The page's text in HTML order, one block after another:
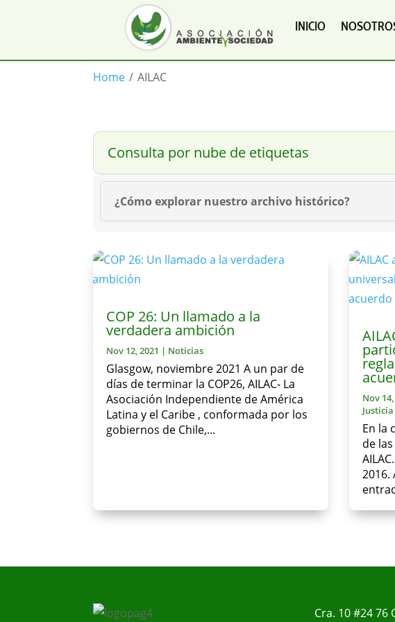
INICIO
Home / AILAC
Consulta por nube de etiquetas
¿Cómo explorar nuestro archivo histórico?
COP 26: Un llamado a la
verdadera ambición
Nov 12, 2021 | Noticias
Glasgow, noviembre 2021 A un par de
días de terminar la COP26, AILAC- La
Asociación Independiente de América
Latina y el Caribe , conformada por los
gobiernos de Chile,...
Nov
En la
de
2016.
Cra. 10 #24 76